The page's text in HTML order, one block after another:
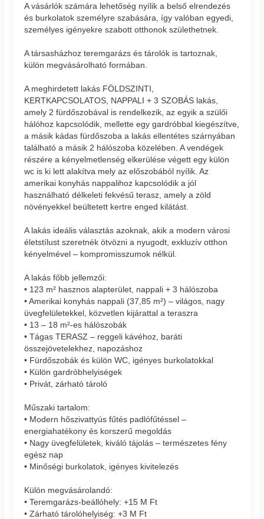
A vásárlók számára lehetőség nyílik a belső elrendezés
és burkolatok személyre szabására, így valóban egyedi,
személyes igényekre szabott otthonok születhetnek.
A társasházhoz teremgarázs és tárolók is tartoznak,
külön megvásárolható formában.
A meghirdetett lakás FÖLDSZINTI,
KERTKAPCSOLATOS, NAPPALI + 3 SZOBÁS lakás,
amely 2 fürdőszobával is rendelkezik, az egyik a szülői
hálóhoz kapcsolódik, mellette egy gardróbbal kiegészítve,
a másik kádas fürdőszoba a lakás ellentétes szárnyában
található a másik 2 hálószoba közelében. A vendégek
részére a kényelmetlenség elkerülése végett egy külön
wc is ki lett alakítva mely az előszobából nyílik. Az
amerikai konyhás nappalihoz kapcsolódik a jól
használható délkeleti fekvésű terasz, amely a zöld
növényekkel beültetett kertre enged kilátást.
A lakás ideális választás azoknak, akik a modern városi
életstílust szeretnék ötvözni a nyugodt, exkluzív otthon
kényelmével – kompromisszumok nélkül.
A lakás főbb jellemzői:
• 123 m² hasznos alapterület, nappali + 3 hálószoba
• Amerikai konyhás nappali (37,85 m²) – világos, nagy
üvegfelületekkel, közvetlen kijárattal a teraszra
• 13 – 18 m²-es hálószobák
• Tágas TERASZ – reggeli kávéhoz, baráti
összejövetelekhez, napozáshoz
• Fürdőszobák és külön WC, igényes burkolatokkal
• Külön gardróbhelyiségek
• Privát, zárható tároló
Műszaki tartalom:
• Modern hőszivattyús fűtés padlófűtéssel –
energiahatékony és korszerű megoldás
• Nagy üvegfelületek, kiváló tájolás – természetes fény
egész nap
• Minőségi burkolatok, igényes kivitelezés
Külön megvásárolandó:
• Teremgarázs-beállóhely: +15 M Ft
• Zárható tárolóhelyiség: +3 M Ft